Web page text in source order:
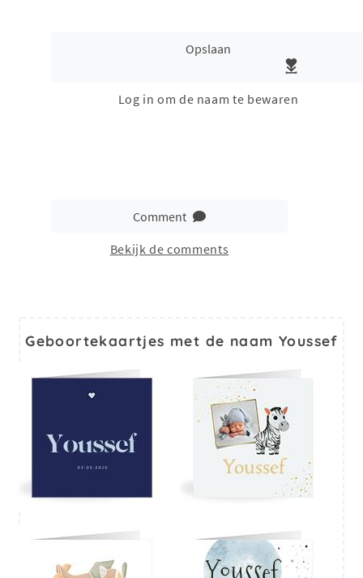
Opslaan
Log in om de naam te bewaren
Comment
Bekijk de comments
Geboortekaartjes met de naam Youssef